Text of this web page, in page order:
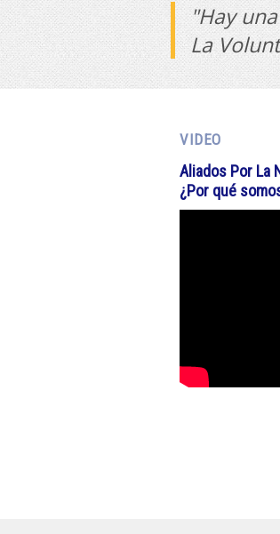
"Hay
La
VIDEO
Aliados Por La
¿Por qué